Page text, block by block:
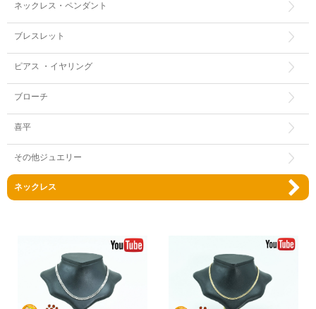
ネックレス・ペンダント
ブレスレット
ピアス ・イヤリング
ブローチ
喜平
その他ジュエリー
ネックレス